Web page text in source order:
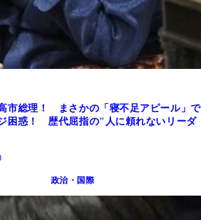
市総理！ まさかの「寝不足アピール」で
困惑！ 歴代屈指の"人に頼れないリーダ
政治・国際